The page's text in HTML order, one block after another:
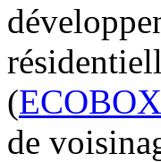
(ECOBOX
de